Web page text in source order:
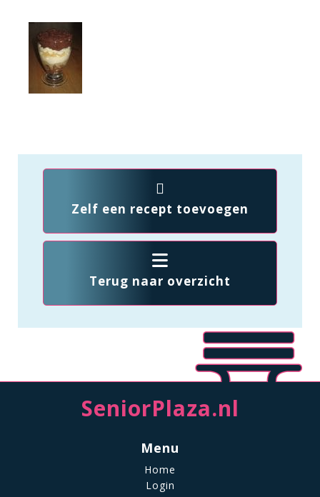
Zelf een recept toevoegen
Terug naar overzicht
SeniorPlaza.nl
Menu
Home
Login